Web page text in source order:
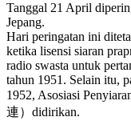
Tanggal 21 April
Jepang.
Hari peringatan ini
ketika lisensi siaran
radio swasta untuk
tahun 1951. Selain itu,
1952, Asosiasi
連）didirikan.